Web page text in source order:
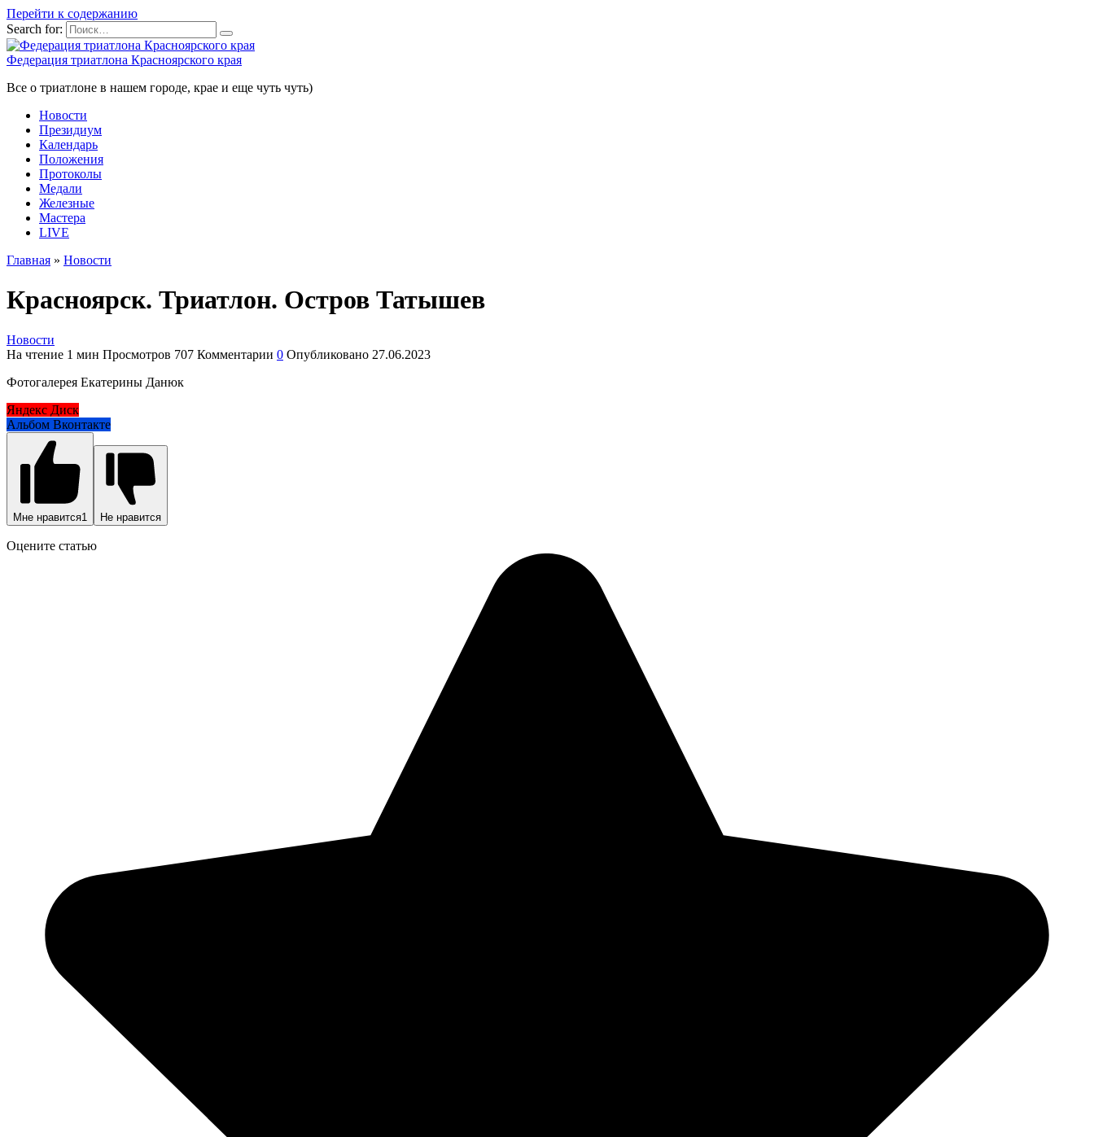
Перейти к содержанию
Search for:
Федерация триатлона Красноярского края
Все о триатлоне в нашем городе, крае и еще чуть чуть)
Новости
Президиум
Календарь
Положения
Протоколы
Медали
Железные
Мастера
LIVE
Главная » Новости
Красноярск. Триатлон. Остров Татышев
Новости
На чтение 1 мин Просмотров 707 Комментарии 0 Опубликовано 27.06.2023
Фотогалерея Екатерины Данюк
Яндекс Диск
Альбом Вконтакте
Мне нравится1 Не нравится
Оцените статью